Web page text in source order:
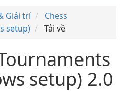
Giải trí
Chess
setup)
Tải về
setup) 2.0